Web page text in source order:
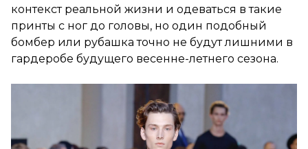
контекст реальной жизни и одеваться в такие
принты с ног до головы, но один подобный
бомбер или рубашка точно не будут лишними в
гардеробе будущего весенне-летнего сезона.